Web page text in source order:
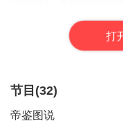
打
节目(32)
帝鉴图说